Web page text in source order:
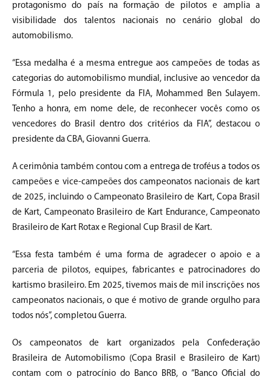
protagonismo do país na formação de pilotos e amplia a
visibilidade dos talentos nacionais no cenário global do
automobilismo.
“Essa medalha é a mesma entregue aos campeões de todas as
categorias do automobilismo mundial, inclusive ao vencedor da
Fórmula 1, pelo presidente da FIA, Mohammed Ben Sulayem.
Tenho a honra, em nome dele, de reconhecer vocês como os
vencedores do Brasil dentro dos critérios da FIA”, destacou o
presidente da CBA, Giovanni Guerra.
A cerimônia também contou com a entrega de troféus a todos os
campeões e vice-campeões dos campeonatos nacionais de kart
de 2025, incluindo o Campeonato Brasileiro de Kart, Copa Brasil
de Kart, Campeonato Brasileiro de Kart Endurance, Campeonato
Brasileiro de Kart Rotax e Regional Cup Brasil de Kart.
“Essa festa também é uma forma de agradecer o apoio e a
parceria de pilotos, equipes, fabricantes e patrocinadores do
kartismo brasileiro. Em 2025, tivemos mais de mil inscrições nos
campeonatos nacionais, o que é motivo de grande orgulho para
todos nós”, completou Guerra.
Os campeonatos de kart organizados pela Confederação
Brasileira de Automobilismo (Copa Brasil e Brasileiro de Kart)
contam com o patrocínio do Banco BRB, o “Banco Oficial do